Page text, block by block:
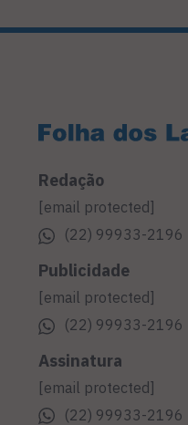
Redação
[email protected]
(22) 99933-2196
Publicidade
[email protected]
(22) 99933-2196
Assinatura
[email protected]
(22) 99933-2196